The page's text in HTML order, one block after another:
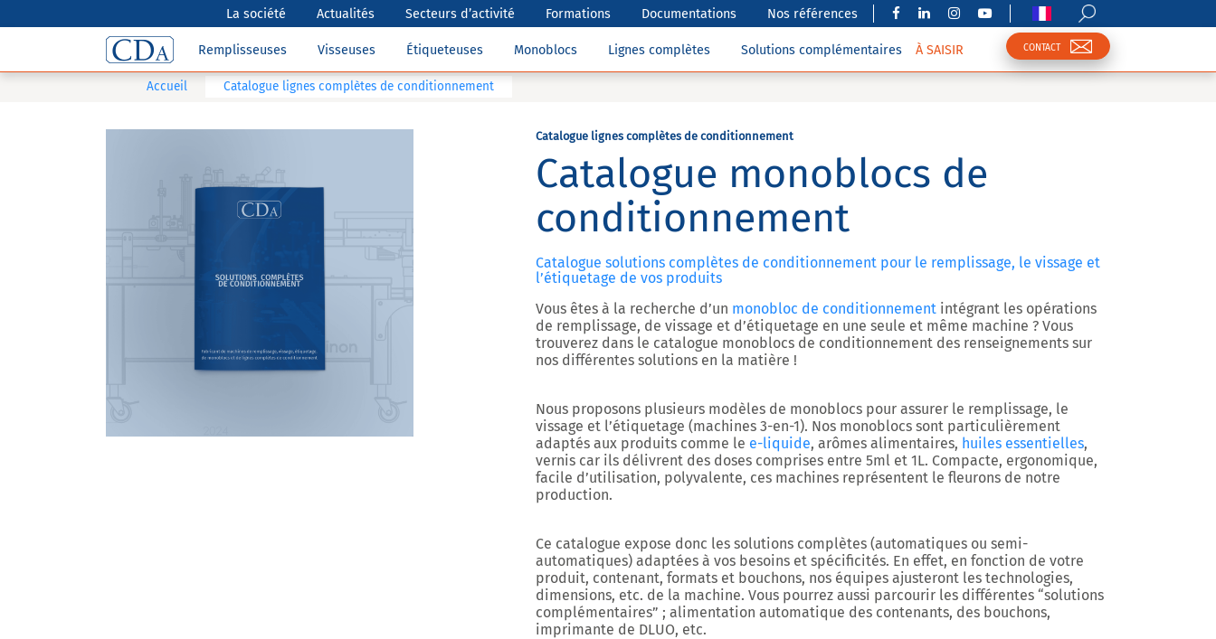
La société Actualités Secteurs d’activité Formations Documentations Nos références
Remplisseuses Visseuses Étiqueteuses Monoblocs Lignes complètes Solutions complémentaires À SAISIR CONTACT
Accueil Catalogue lignes complètes de conditionnement
Catalogue lignes complètes de conditionnement
Catalogue monoblocs de
conditionnement
Catalogue solutions complètes de conditionnement pour le remplissage, le vissage et
l’étiquetage de vos produits
Vous êtes à la recherche d’un monobloc de conditionnement intégrant les opérations
de remplissage, de vissage et d’étiquetage en une seule et même machine ? Vous
trouverez dans le catalogue monoblocs de conditionnement des renseignements sur
nos différentes solutions en la matière !
Nous proposons plusieurs modèles de monoblocs pour assurer le remplissage, le
vissage et l’étiquetage (machines 3-en-1). Nos monoblocs sont particulièrement
adaptés aux produits comme le e-liquide, arômes alimentaires, huiles essentielles,
vernis car ils délivrent des doses comprises entre 5ml et 1L. Compacte, ergonomique,
facile d’utilisation, polyvalente, ces machines représentent le fleurons de notre
production.
Ce catalogue expose donc les solutions complètes (automatiques ou semi-
automatiques) adaptées à vos besoins et spécificités. En effet, en fonction de votre
produit, contenant, formats et bouchons, nos équipes ajusteront les technologies,
dimensions, etc. de la machine. Vous pourrez aussi parcourir les différentes “solutions
complémentaires” ; alimentation automatique des contenants, des bouchons,
imprimante de DLUO, etc.